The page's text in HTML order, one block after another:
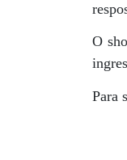
O
Para